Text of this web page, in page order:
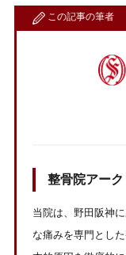
この記事の筆者
整骨院アー
当院は、野田阪神
な痛みを専門とし